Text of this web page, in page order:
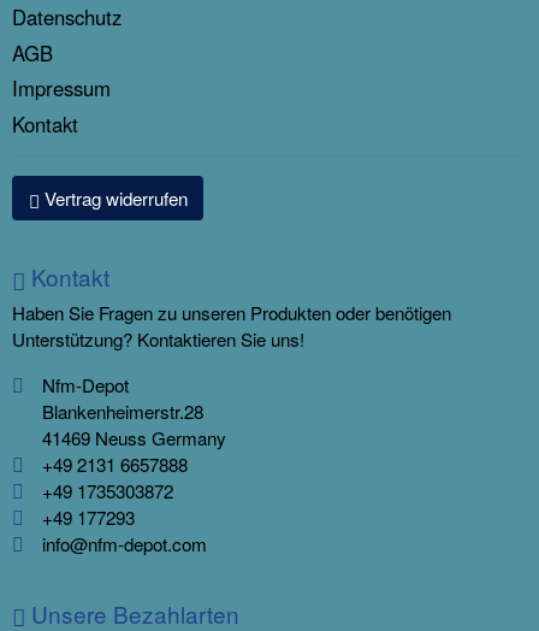
Datenschutz
AGB
Impressum
Kontakt
Vertrag widerrufen
Kontakt
Haben Sie Fragen zu unseren Produkten oder benötigen
Unterstützung? Kontaktieren Sie uns!
Nfm-Depot
Blankenheimerstr.28
41469 Neuss Germany
+49 2131 6657888
+49 1735303872
+49 177293
info@nfm-depot.com
Unsere Bezahlarten